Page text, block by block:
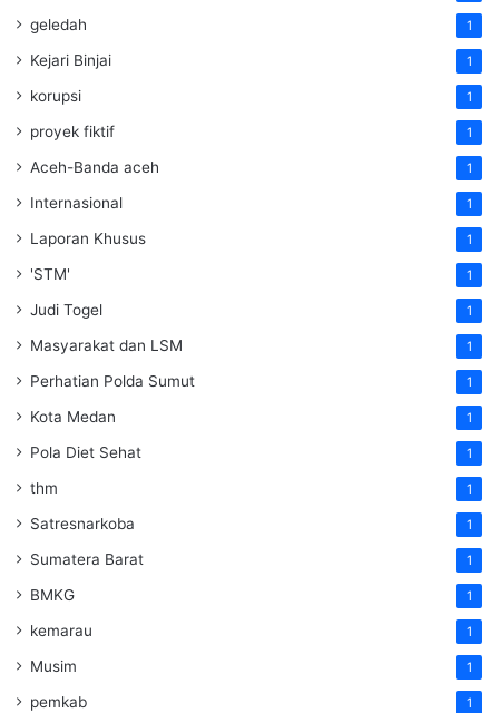
geledah 1
Kejari Binjai 1
korupsi 1
proyek fiktif 1
Aceh-Banda aceh 1
Internasional 1
Laporan Khusus 1
'STM' 1
Judi Togel 1
Masyarakat dan LSM 1
Perhatian Polda Sumut 1
Kota Medan 1
Pola Diet Sehat 1
thm 1
Satresnarkoba 1
Sumatera Barat 1
BMKG 1
kemarau 1
Musim 1
pemkab 1